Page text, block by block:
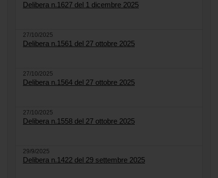
Delibera n.1627 del 1 dicembre 2025
27/10/2025
Delibera n.1561 del 27 ottobre 2025
27/10/2025
Delibera n.1564 del 27 ottobre 2025
27/10/2025
Delibera n.1558 del 27 ottobre 2025
29/9/2025
Delibera n.1422 del 29 settembre 2025